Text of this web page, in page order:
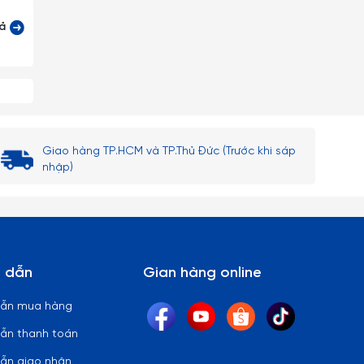
Giao hàng TP.HCM và TP.Thủ Đức (Trước khi sáp
nhập)
dẫn
mua hàng
thanh toán
Gian hàng online